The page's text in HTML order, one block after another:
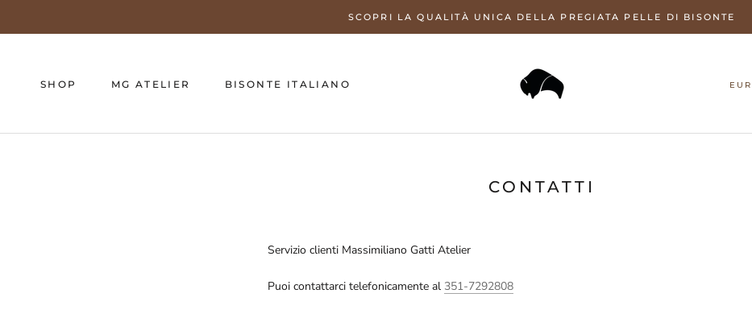
SCOPRI LA QUALITÀ UNICA DELLA PREGIATA PELLE DI BISONTE
SHOP MG ATELIER BISONTE ITALIANO
CONTATTI
Servizio clienti Massimiliano Gatti Atelier
Puoi contattarci telefonicamente al 351-7292808